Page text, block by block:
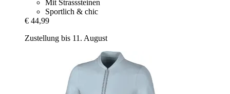
Mit Strasssteinen
Sportlich & chic
€ 44,99
Zustellung bis 11. August